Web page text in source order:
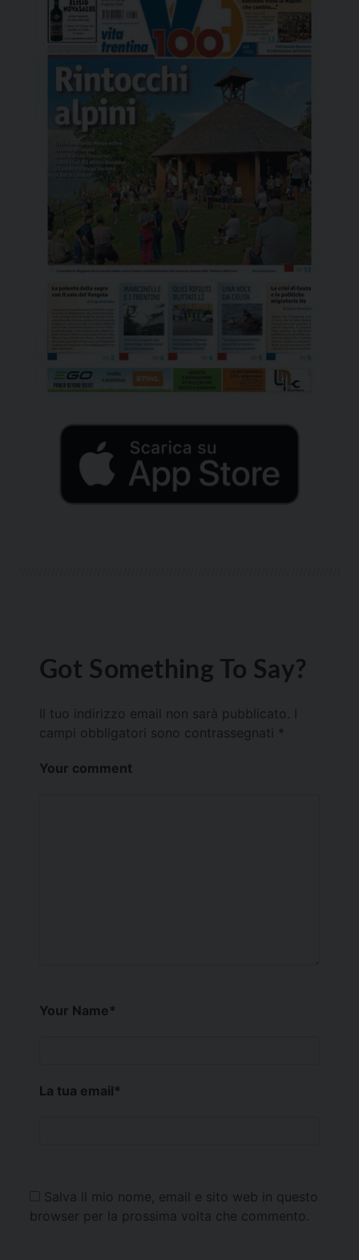
Got Something To Say?
Il tuo indirizzo email non sarà pubblicato.
campi obbligatori sono contrassegnati *
Your comment
Your Name*
La tua email*
Salva il mio nome, email e sito web in questo
browser per la prossima volta che commento.